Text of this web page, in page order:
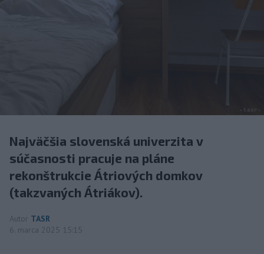
Najväčšia slovenská univerzita v
súčasnosti pracuje na pláne
rekonštrukcie Átriových domkov
(takzvaných Átriákov).
Autor TASR
6. marca 2025 15:15